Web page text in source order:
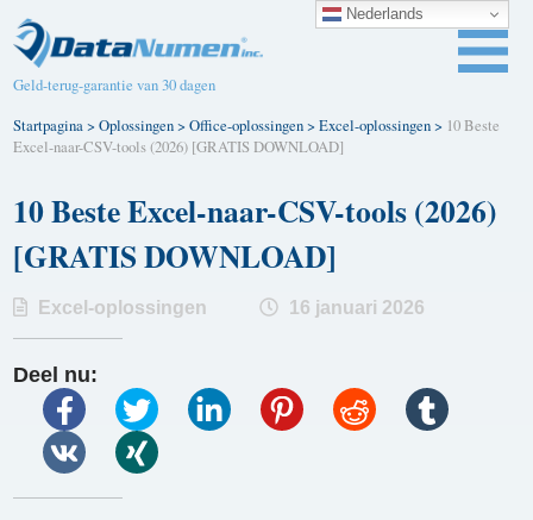
Geld-terug-garantie van 30 dagen
Startpagina>Oplossingen>Office-oplossingen>Excel-oplossingen> 10 Beste
Excel-naar-CSV-tools (2026) [GRATIS DOWNLOAD]
10 Beste Excel-naar-CSV-tools (2026)
[GRATIS DOWNLOAD]
Excel-oplossingen 16 januari 2026
Deel nu:
Nederlands